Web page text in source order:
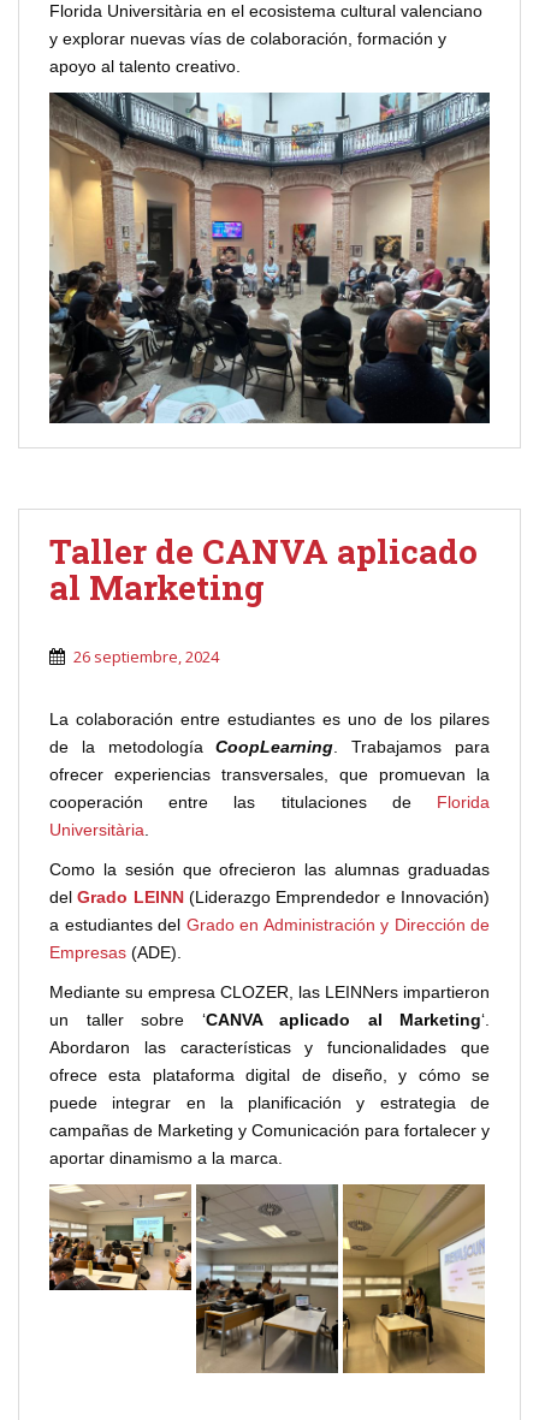
Florida Universitària en el ecosistema cultural valenciano
y explorar nuevas vías de colaboración, formación y
apoyo al talento creativo.
Taller de CANVA aplicado
al Marketing
26 septiembre, 2024
La colaboración entre estudiantes es uno de los pilares
de la metodologíaCoopLearning . Trabajamos para
ofrecer experiencias transversales, que promuevan la
cooperación entre las titulaciones de Florida
Universitària
Como la sesión que ofrecieron las alumnas graduadas
delGrado LEINN(Liderazgo Emprendedor e Innovación)
a estudiantes del Grado en Administración y Dirección de
Empresas (ADE).
Mediante su empresa CLOZER, las LEINNers impartieron
un taller sobre ‘CANVA aplicado al Marketing‘.
Abordaron las características y funcionalidades que
ofrece esta plataforma digital de diseño, y cómo se
puede integrar en la planificación y estrategia de
campañas de Marketing y Comunicación para fortalecer y
aportar dinamismo a la marca.